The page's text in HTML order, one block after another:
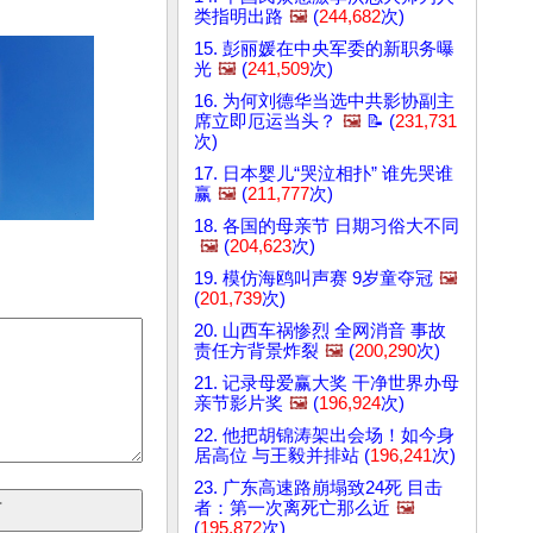
类指明出路 🖼️ (244,682次)
15. 彭丽媛在中央军委的新职务曝
光 🖼️ (241,509次)
16. 为何刘德华当选中共影协副主
席立即厄运当头？ 🖼️ 📝 (231,731
次)
17. 日本婴儿“哭泣相扑” 谁先哭谁
赢 🖼️ (211,777次)
18. 各国的母亲节 日期习俗大不同
🖼️ (204,623次)
19. 模仿海鸥叫声赛 9岁童夺冠 🖼️
(201,739次)
20. 山西车祸惨烈 全网消音 事故
责任方背景炸裂 🖼️ (200,290次)
21. 记录母爱赢大奖 干净世界办母
亲节影片奖 🖼️ (196,924次)
22. 他把胡锦涛架出会场！如今身
居高位 与王毅并排站 (196,241次)
23. 广东高速路崩塌致24死 目击
者：第一次离死亡那么近 🖼️
(195,872次)